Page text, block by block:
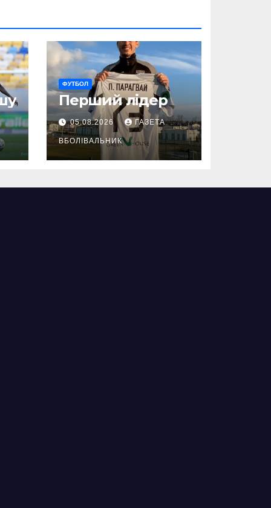
ФУТБОЛ
Перший лідер
05.08.2026 ГАЗЕТА
ВБОЛІВАЛЬНИК